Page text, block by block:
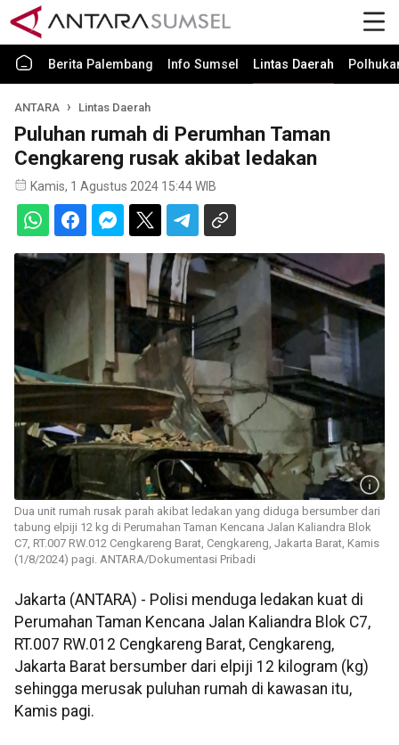
Berita Palembang Info Sumsel Lintas Daerah
ANTARA Lintas Daerah
Puluhan rumah di Perumhan Taman
Cengkareng rusak akibat ledakan
Kamis, 1 Agustus 2024 15:44 WIB
Dua unit rumah rusak parah akibat ledakan yang diduga bersumber dari
tabung elpiji 12 kg di ​​​​Perumahan Taman Kencana Jalan Kaliandra Blok
C7, RT.007 RW.012 Cengkareng Barat, Cengkareng, Jakarta Barat, Kamis
(1/8/2024) pagi. ANTARA/Dokumentasi Pribadi
Jakarta (ANTARA) - Polisi menduga ledakan kuat di
Perumahan Taman Kencana Jalan Kaliandra Blok C7,
RT.007 RW.012 Cengkareng Barat, Cengkareng,
Jakarta Barat bersumber dari elpiji 12 kilogram (kg)
sehingga merusak puluhan rumah di kawasan itu,
Kamis pagi.